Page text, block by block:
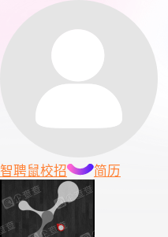
智聘鼠校招 简历